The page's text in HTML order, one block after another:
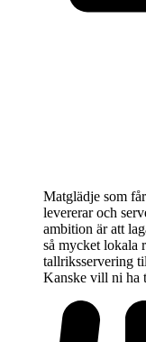
Matglädje som
levererar och
ambition är att
så mycket lokala
tallriksservering
Kanske vill ni ha